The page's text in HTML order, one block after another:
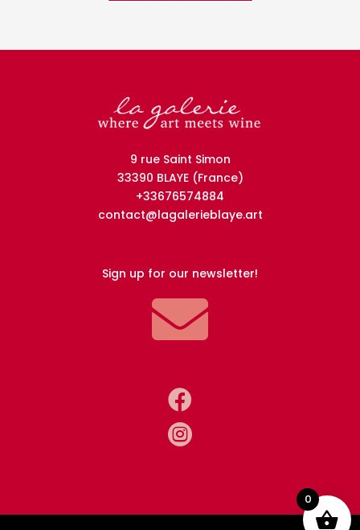
9 rue Saint Simon
33390 BLAYE (France)
+33676574884
contact@lagalerieblaye.art
Sign up for our newsletter!



0